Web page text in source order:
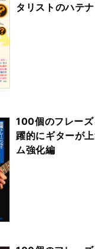
タリストのハテ
100個のフレー
躍的にギターが
ム強化編